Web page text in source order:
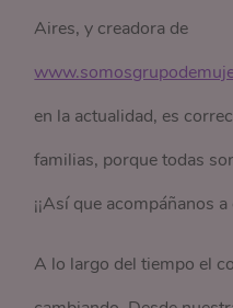
Aires, y creadora de
en la actualidad, es
familias, porque todas
¡¡Así que acompáñanos
A lo largo del tiempo el